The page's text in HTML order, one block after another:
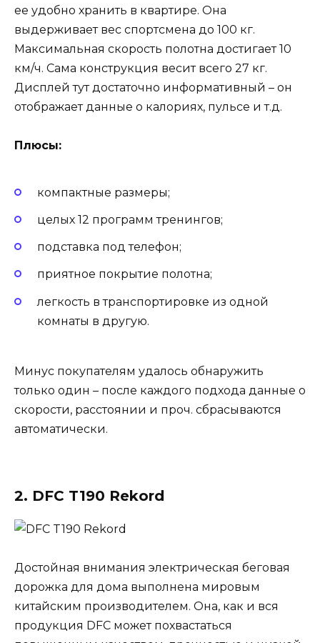
ее удобно хранить в квартире. Она
выдерживает вес спортсмена до 100 кг.
Максимальная скорость полотна достигает 10
км/ч. Сама конструкция весит всего 27 кг.
Дисплей тут достаточно информативный – он
отображает данные о калориях, пульсе и т.д.
Плюсы:
компактные размеры;
целых 12 программ тренингов;
подставка под телефон;
приятное покрытие полотна;
легкость в транспортировке из одной
комнаты в другую.
Минус покупателям удалось обнаружить
только один – после каждого подхода данные о
скорости, расстоянии и проч. сбрасываются
автоматически.
2. DFC T190 Rekord
Достойная внимания электрическая беговая
дорожка для дома выполнена мировым
китайским производителем. Она, как и вся
продукция DFC может похвастаться